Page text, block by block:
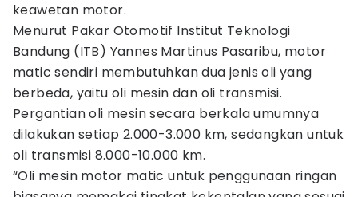
keawetan motor.
Menurut Pakar Otomotif Institut Teknologi
Bandung (ITB) Yannes Martinus Pasaribu, motor
matic sendiri membutuhkan dua jenis oli yang
berbeda, yaitu oli mesin dan oli transmisi.
Pergantian oli mesin secara berkala umumnya
dilakukan setiap 2.000-3.000 km, sedangkan untuk
oli transmisi 8.000-10.000 km.
“Oli mesin motor matic untuk penggunaan ringan